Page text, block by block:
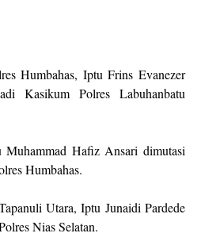
Humbahas, Iptu Frins Evanezer
Kasikum Polres Labuhanbatu
Hafiz Ansari dimutasi
Humbahas.
Utara, Iptu Junaidi Pardede
Nias Selatan.